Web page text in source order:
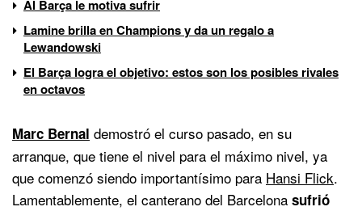
Al Barça le motiva sufrir
Lamine brilla en Champions y da un regalo a
Lewandowski
El Barça logra el objetivo: estos son los posibles rivales
en octavos
Marc Bernal demostró el curso pasado, en su
arranque, que tiene el nivel para el máximo nivel, ya
que comenzó siendo importantísimo para Hansi Flick.
Lamentablemente, el canterano del Barcelona sufrió